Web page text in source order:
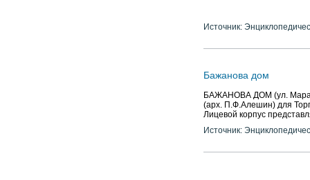
Источник:
Бажанова дом
БАЖАНОВА ДОМ (ул.
(арх. П.Ф.Алешин) для
Лицевой корпус
Источник: